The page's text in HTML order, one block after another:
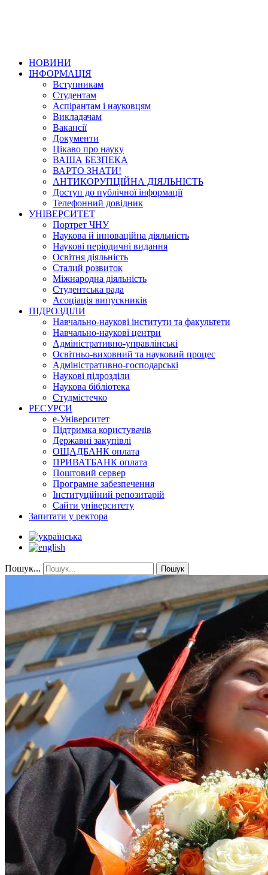
НОВИНИ
ІНФОРМАЦІЯ
Вступникам
Студентам
Аспірантам і науковцям
Викладачам
Вакансії
Документи
Цікаво про науку
ВАША БЕЗПЕКА
ВАРТО ЗНАТИ!
АНТИКОРУПЦІЙНА ДІЯЛЬНІСТЬ
Доступ до публічної інформації
Телефонний довідник
УНІВЕРСИТЕТ
Портрет ЧНУ
Наукова й інноваційна діяльність
Наукові періодичні видання
Освітня діяльність
Сталий розвиток
Міжнародна діяльність
Студентська рада
Асоціація випускників
ПІДРОЗДІЛИ
Навчально-наукові інститути та факультети
Навчально-наукові центри
Адміністративно-управлінські
Освітньо-виховний та науковий процес
Адміністративно-господарські
Наукові підрозділи
Наукова бібліотека
Студмістечко
РЕСУРСИ
е-Університет
Підтримка користувачів
Державні закупівлі
ОЩАДБАНК оплата
ПРИВАТБАНК оплата
Поштовий сервер
Програмне забезпечення
Інституційний репозитарій
Сайти університету
Запитати у ректора
Пошук... Пошук